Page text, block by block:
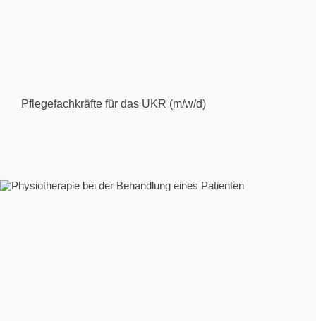
Pflegefachkräfte für das UKR (m/w/d)